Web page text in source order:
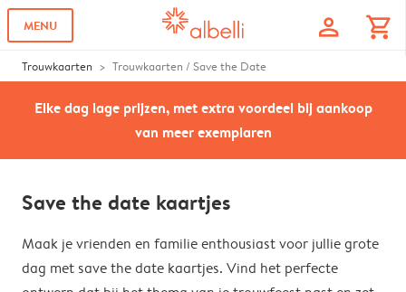
MENU profile shopping_cart
Trouwkaarten Trouwkaarten / Save the Date
Elke dag lage prijzen, met extra voordeel bij aankoop
van meer exemplaren
Save the date kaartjes
Maak je vrienden en familie enthousiast voor jullie grote
dag met save the date kaartjes. Vind het perfecte